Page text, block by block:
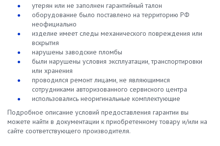
утерян или не заполнен гарантийный талон
оборудование было поставлено на территорию РФ
неофициально
изделие имеет следы механического повреждения или
вскрытия
нарушены заводские пломбы
были нарушены условия эксплуатации, транспортировки
или хранения
проводился ремонт лицами, не являющимися
сотрудниками авторизованного сервисного центра
использовались неоригинальные комплектующие
Подробное описание условий предоставления гарантии вы
можете найти в документации к приобретенному товару и/или на
сайте соответствующего производителя.